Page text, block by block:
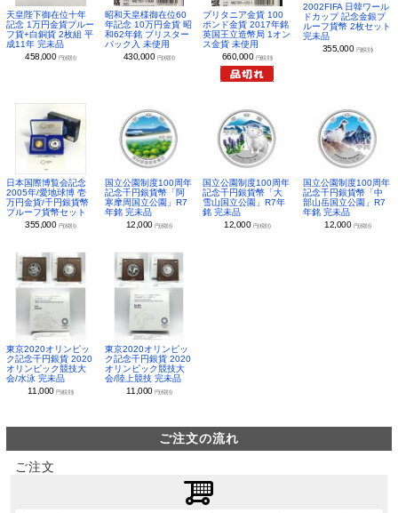
天皇陛下御在位十年
記念 1万円金貨プルー
フ貨+白銅貨 2枚組 平
成11年 完未品
458,000 円(税別)
昭和天皇様御在位60
年記念 10万円金貨 昭
和62年銘 ブリスター
パック入 未使用
430,000 円(税別)
ブリタニア金貨 100
ポンド金貨 2017年銘
英国王立造幣局 1オン
ス金貨 未使用
660,000 円(税別)
2002FIFA 日韓ワール
ドカップ 記念金銀プ
ルーフ貨幣 2枚セット
完未品
355,000 円(税別)
日本国際博覧会記念
2005年/愛地球博 壱
万円金貨/千円銀貨幣
プルーフ貨幣セット
355,000 円(税別)
国立公園制度100周年
記念千円銀貨幣「阿
寒摩周国立公園」R7
年銘 完未品
12,000 円(税別)
国立公園制度100周年
記念千円銀貨幣「大
雪山国立公園」R7年
銘 完未品
12,000 円(税別)
国立公園制度100周年
記念千円銀貨幣「中
部山岳国立公園」R7
年銘 完未品
12,000 円(税別)
東京2020オリンピッ
ク記念千円銀貨 2020
オリンピック競技大
会/水泳 完未品
11,000円(税別)
東京2020オリンピッ
ク記念千円銀貨 2020
オリンピック競技大
会/陸上競技 完未品
11,000 円(税別)
ご注文の流れ
ご注文